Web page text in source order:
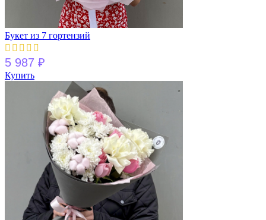
Букет из 7 гортензий
5 987 ₽
Купить